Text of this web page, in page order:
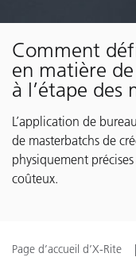
Comment
en matière
à l’étape des
L’application de
de masterbatchs de
physiquement
coûteux.
Page d’accueil d’X-Rite